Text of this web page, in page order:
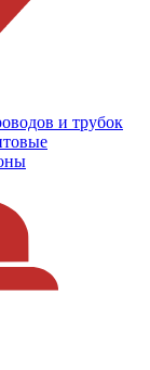
и трубок